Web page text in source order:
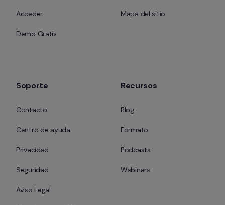
Acceder
Demo Gratis
Mapa del sitio
Soporte
Contacto
Centro de ayuda
Privacidad
Seguridad
Aviso Legal
Recursos
Blog
Formato
Podcasts
Webinars